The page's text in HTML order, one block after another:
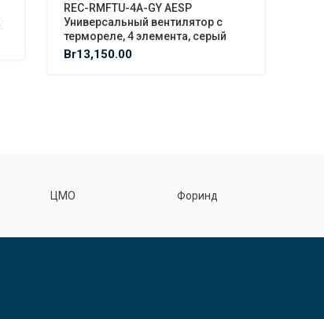
REC-RMFTU-4A-GY AESP
Универсальный вентилятор с
термореле, 4 элемента, серый
Br13,150.00
ЦМО Форинд